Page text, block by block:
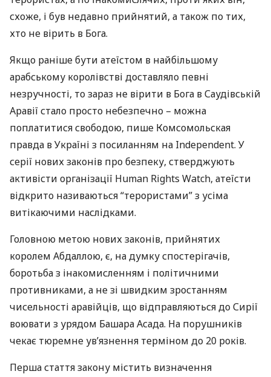
схоже, і був недавно прийнятий, а також по тих,
хто не вірить в Бога.
Якщо раніше бути атеїстом в найбільшому
арабському королівстві доставляло певні
незручності, то зараз не вірити в Бога в Саудівській
Аравії стало просто небезпечно – можна
поплатитися свободою, пише Комсомольская
правда в Україні з посиланням на Independent. У
серії нових законів про безпеку, стверджують
активісти організації Human Rights Watch, атеїсти
відкрито називаються “терористами” з усіма
витікаючими наслідками.
Головною метою нових законів, прийнятих
королем Абдаллою, є, на думку спостерігачів,
боротьба з інакомисленням і політичними
противниками, а не зі швидким зростанням
чисельності аравійців, що відправляються до Сирії
воювати з урядом Башара Асада. На порушників
чекає тюремне ув’язнення терміном до 20 років.
Перша стаття закону містить визначення